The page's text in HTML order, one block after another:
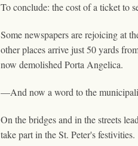
To conclude: the cost of a ticket to
Some newspapers are rejoicing at
other places arrive just 50 yards
now demolished Porta Angelica.
—And now a word to the
On the bridges and in the streets
take part in the St. Peter's festivities.